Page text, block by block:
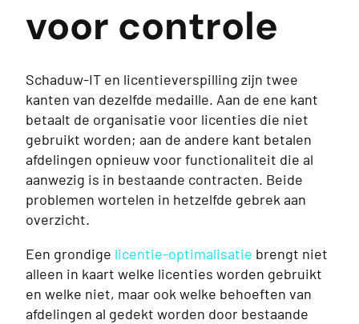
voor controle
Schaduw-IT en licentieverspilling zijn twee
kanten van dezelfde medaille. Aan de ene kant
betaalt de organisatie voor licenties die niet
gebruikt worden; aan de andere kant betalen
afdelingen opnieuw voor functionaliteit die al
aanwezig is in bestaande contracten. Beide
problemen wortelen in hetzelfde gebrek aan
overzicht.
Een grondige licentie-optimalisatie brengt niet
alleen in kaart welke licenties worden gebruikt
en welke niet, maar ook welke behoeften van
afdelingen al gedekt worden door bestaande